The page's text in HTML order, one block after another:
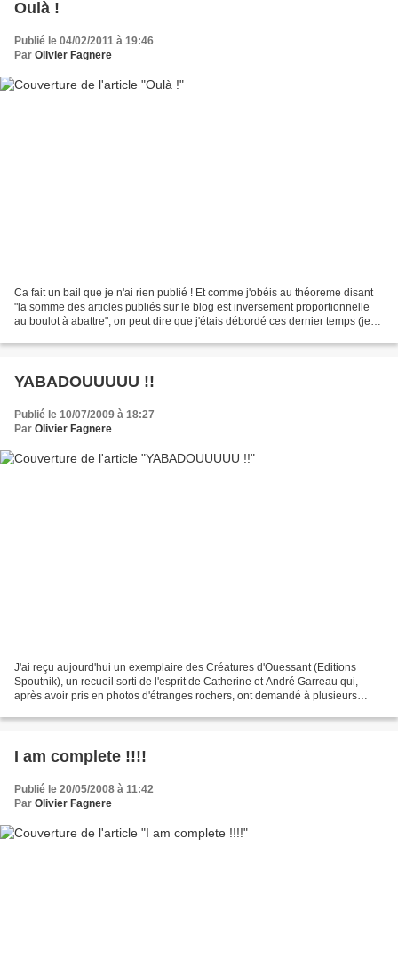
Oulà !
Publié le 04/02/2011 à 19:46
Par Olivier Fagnere
Ca fait un bail que je n'ai rien publié ! Et comme j'obéis au théoreme disant
"la somme des articles publiés sur le blog est inversement proportionnelle
au boulot à abattre", on peut dire que j'étais débordé ces dernier temps (je
YABADOUUUUU !!
Publié le 10/07/2009 à 18:27
Par Olivier Fagnere
J'ai reçu aujourd'hui un exemplaire des Créatures d'Ouessant (Editions
Spoutnik), un recueil sorti de l'esprit de Catherine et André Garreau qui,
après avoir pris en photos d'étranges rochers, ont demandé à plusieurs
I am complete !!!!
Publié le 20/05/2008 à 11:42
Par Olivier Fagnere